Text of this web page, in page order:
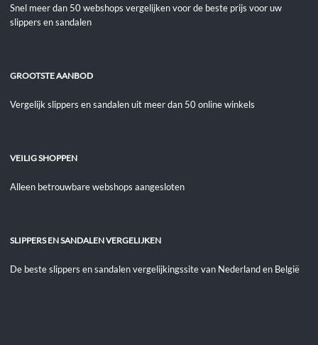
Snel meer dan 50 webshops vergelijken voor de beste prijs voor uw
slippers en sandalen
GROOTSTE AANBOD
Vergelijk slippers en sandalen uit meer dan 50 online winkels
VEILIG SHOPPEN
Alleen betrouwbare webshops aangesloten
SLIPPERS EN SANDALEN VERGELIJKEN
De beste slippers en sandalen vergelijkingssite van Nederland en België